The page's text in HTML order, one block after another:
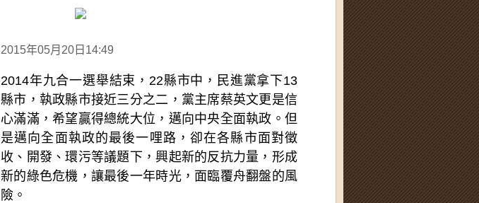
2015年05月20日14:49
2014年九合一選舉結束，22縣市中，民進黨拿下13
縣市，執政縣市接近三分之二，黨主席蔡英文更是信
心滿滿，希望贏得總統大位，邁向中央全面執政。但
是邁向全面執政的最後一哩路，卻在各縣市面對徵
收、開發、環污等議題下，興起新的反抗力量，形成
新的綠色危機，讓最後一年時光，面臨覆舟翻盤的風
險。